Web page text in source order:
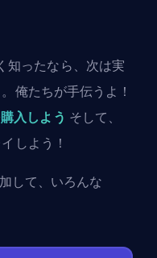
ったなら、次は実
俺たちが手伝うよ！
入しよう そして、
しよう！
して、いろんな